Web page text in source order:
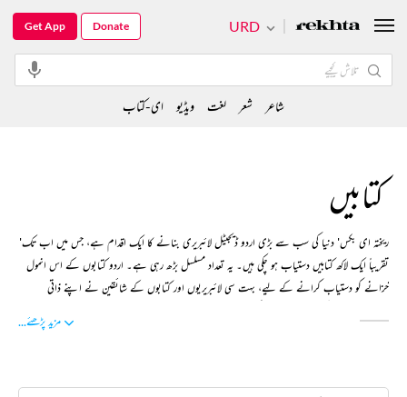
کتابیں
'ریختہ ای بکس' دنیا کی سب سے بڑی اردو ڈیجیٹل لائبریری بنانے کا ایک اقدام ہے، جس میں اب تک
تقریباً ایک لاکھ کتابیں دستیاب ہو چکی ہیں۔ یہ تعداد مسلسل بڑھ رہی ہے۔ اردو کتابوں کے اس انمول
خزانے کو دستیاب کرانے کے لیے، بہت سی لائبریریوں اور کتابوں کے شائقین نے اپنے ذاتی
ادب کا ایک خاطر خواہ ذخیرہ موجود ہے، جسے موضوع، عنوان، تاریخ کی ترتیب اور مصنف کے نام سے
URD
Get App Donate
شاعر شعر لغت ویڈیو ای-کتاب